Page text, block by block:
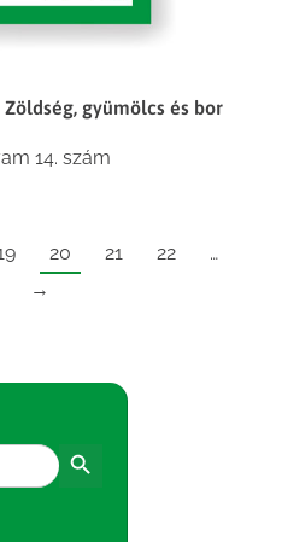
gyümölcs és bor
14. szám
20 21 22
…
→